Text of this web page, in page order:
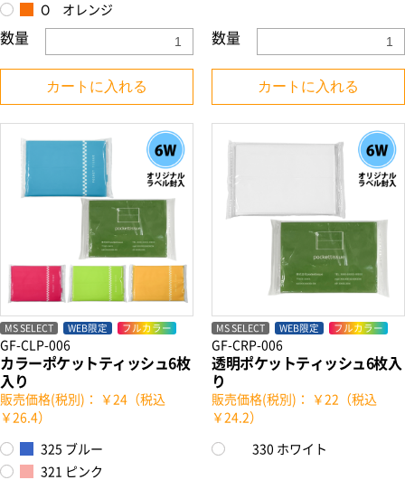
O オレンジ
数量
カートに入れる
数量
カートに入れる
MS SELECT WEB限定 フルカラー
GF-CLP-006
カラーポケットティッシュ6枚
入り
販売価格(税別)： ￥24（税込
￥26.4）
325 ブルー
321 ピンク
MS SELECT WEB限定 フルカラー
GF-CRP-006
透明ポケットティッシュ6枚入
り
販売価格(税別)： ￥22（税込
￥24.2）
330 ホワイト